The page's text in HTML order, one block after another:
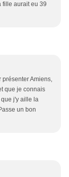
fille aurait eu 39
présenter Amiens,
que je connais
j'y aille la
un bon